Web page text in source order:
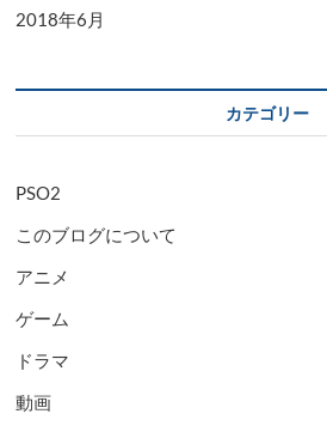
2018年6月
カテゴリー
PSO2
このブログについて
アニメ
ゲーム
ドラマ
動画